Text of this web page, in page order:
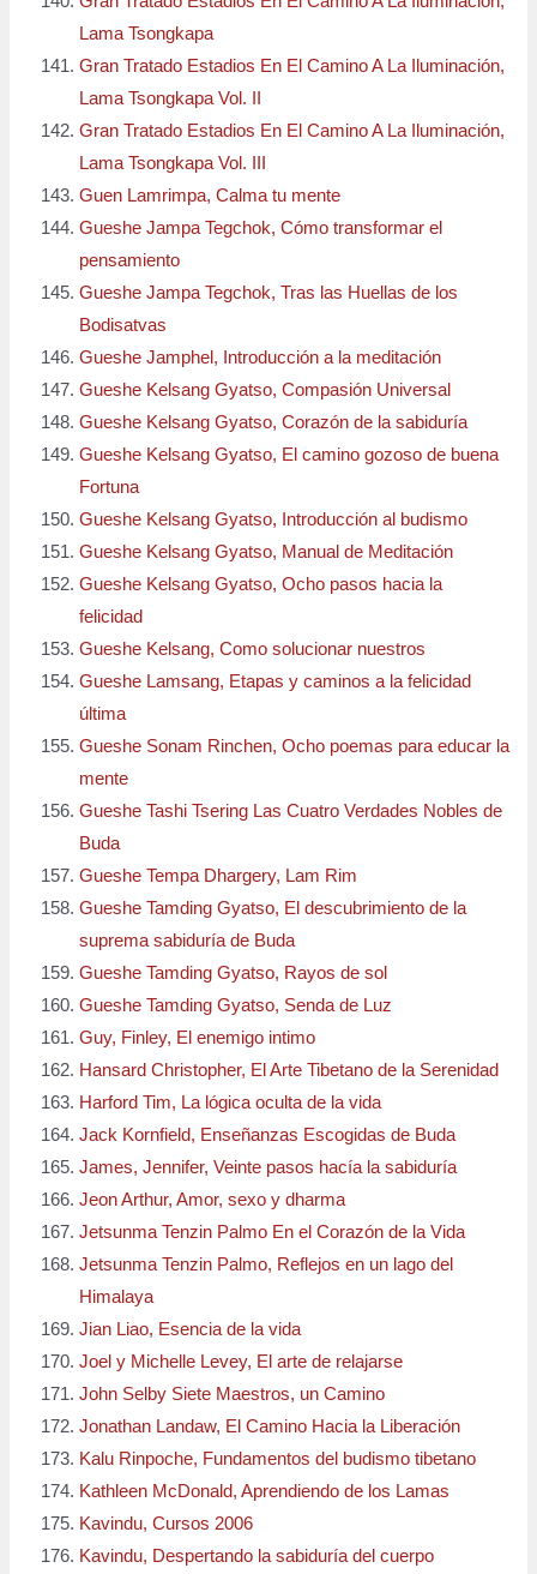
Lama Tsongkapa
Gran Tratado Estadios En El Camino A La Iluminación,
Lama Tsongkapa Vol. II
Gran Tratado Estadios En El Camino A La Iluminación,
Lama Tsongkapa Vol. III
Guen Lamrimpa, Calma tu mente
Gueshe Jampa Tegchok, Cómo transformar el
pensamiento
Gueshe Jampa Tegchok, Tras las Huellas de los
Bodisatvas
Gueshe Jamphel, Introducción a la meditación
Gueshe Kelsang Gyatso, Compasión Universal
Gueshe Kelsang Gyatso, Corazón de la sabiduría
Gueshe Kelsang Gyatso, El camino gozoso de buena
Fortuna
Gueshe Kelsang Gyatso, Introducción al budismo
Gueshe Kelsang Gyatso, Manual de Meditación
Gueshe Kelsang Gyatso, Ocho pasos hacia la
felicidad
Gueshe Kelsang, Como solucionar nuestros
Gueshe Lamsang, Etapas y caminos a la felicidad
última
Gueshe Sonam Rinchen, Ocho poemas para educar la
mente
Gueshe Tashi Tsering Las Cuatro Verdades Nobles de
Buda
Gueshe Tempa Dhargery, Lam Rim
Gueshe Tamding Gyatso, El descubrimiento de la
suprema sabiduría de Buda
Gueshe Tamding Gyatso, Rayos de sol
Gueshe Tamding Gyatso, Senda de Luz
Guy, Finley, El enemigo intimo
Hansard Christopher, El Arte Tibetano de la Serenidad
Harford Tim, La lógica oculta de la vida
Jack Kornfield, Enseñanzas Escogidas de Buda
James, Jennifer, Veinte pasos hacía la sabiduría
Jeon Arthur, Amor, sexo y dharma
Jetsunma Tenzin Palmo En el Corazón de la Vida
Jetsunma Tenzin Palmo, Reflejos en un lago del
Himalaya
Jian Liao, Esencia de la vida
Joel y Michelle Levey, El arte de relajarse
John Selby Siete Maestros, un Camino
Jonathan Landaw, El Camino Hacia la Liberación
Kalu Rinpoche, Fundamentos del budismo tibetano
Kathleen McDonald, Aprendiendo de los Lamas
Kavindu, Cursos 2006
Kavindu, Despertando la sabiduría del cuerpo